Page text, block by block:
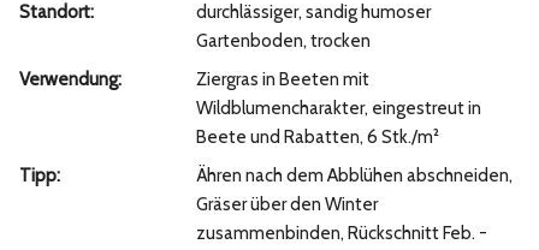
Standort:
durchlässiger, sandig humoser
Gartenboden, trocken
Verwendung:
Ziergras in Beeten mit
Wildblumencharakter, eingestreut in
Beete und Rabatten, 6 Stk./m²
Tipp:
Ähren nach dem Abblühen abschneiden,
Gräser über den Winter
zusammenbinden, Rückschnitt Feb. -